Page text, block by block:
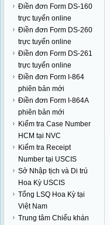
Điền đơn Form DS-160
trực tuyến online
Điền đơn Form DS-260
trực tuyến online
Điền đơn Form DS-261
trực tuyến online
Điền đơn Form I-864
phiên bản mới
Điền đơn Form I-864A
phiên bản mới
Kiểm tra Case Number
HCM tại NVC
Kiểm tra Receipt
Number tại USCIS
Sở Nhập tịch và Di trú
Hoa Kỳ USCIS
Tổng LSQ Hoa Kỳ tại
Việt Nam
Trung tâm Chiếu khán